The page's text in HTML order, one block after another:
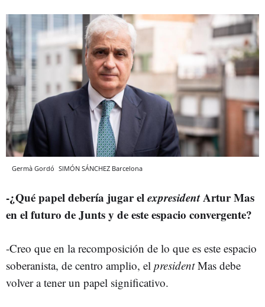
Germà Gordó SIMÓN SÁNCHEZ Barcelona
-¿Qué papel debería jugar elexpresidentArtur Mas
en el futuro de Junts y de este espacio convergente?
-Creo que en la recomposición de lo que es este espacio
soberanista, de centro amplio, el presidentMas debe
volver a tener un papel significativo.